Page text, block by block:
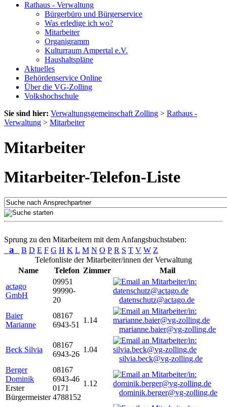
Rathaus - Verwaltung
Bürgerbüro und Bürgerservice
Was erledige ich wo?
Mitarbeiter
Organigramm
Kulturraum Ampertal e.V.
Haushaltspläne
Aktuelles
Behördenservice Online
Über die VG-Zolling
Volkshochschule
Sie sind hier: Verwaltungsgemeinschaft Zolling > Rathaus -
Verwaltung > Mitarbeiter
Mitarbeiter
Mitarbeiter-Telefon-Liste
Sprung zu den Mitarbeitern mit dem Anfangsbuchstaben:
a B D E F G H K L M N O P R S T V W Z
Telefonliste der Mitarbeiter/innen der Verwaltung
Name
Telefon Zimmer
Mail
actago
GmbH
09951
99990-
20
datenschutz@actago.de
Baier
Marianne
08167
6943-51
1.14
marianne.baier@vg-zolling.de
Beck Silvia
08167
6943-26
1.04
silvia.beck@vg-zolling.de
Berger
Dominik
Erster
Bürgermeister
08167
6943-46
0171
4788152
1.12
dominik.berger@vg-zolling.de